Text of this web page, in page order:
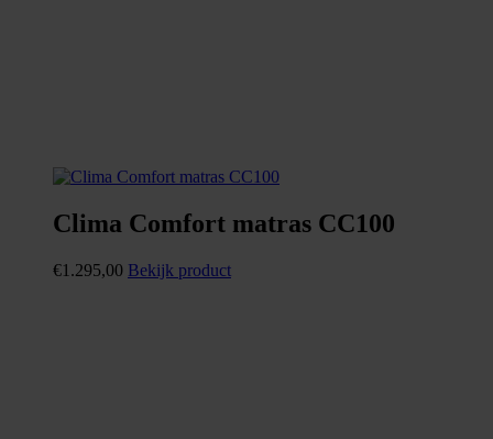
Clima Comfort matras CC100
€1.295,00 Bekijk product